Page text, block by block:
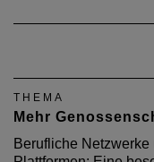
THEMA
Mehr
Berufliche